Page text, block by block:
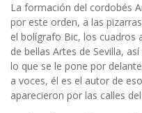
La formación del cordobés
por este orden, a las
el bolígrafo Bic, los cuadros
de bellas Artes de Sevilla,
lo que se le pone por
a voces, él es el autor de
aparecieron por las calles